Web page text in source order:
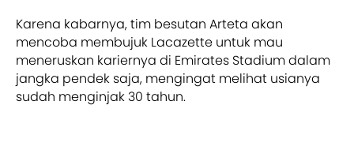
Karena kabarnya, tim besutan Arteta akan
mencoba membujuk Lacazette untuk mau
meneruskan kariernya di Emirates Stadium dalam
jangka pendek saja, mengingat melihat usianya
sudah menginjak 30 tahun.